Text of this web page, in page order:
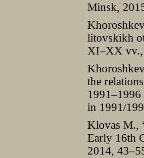
Minsk,
litovskikh
XI–XX vv.,
the
in 1991/
Klovas M.,
Early 16th
2014,